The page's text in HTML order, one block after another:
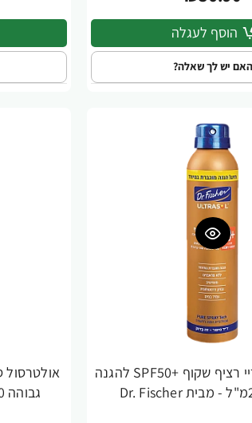
הוסף לעגלה
האם יש לך שאלה?
אולטרסול ספריי רציף שקוף +SPF50 להגנה
גבוהה 200 מ"ל - מבית Dr. Fischer